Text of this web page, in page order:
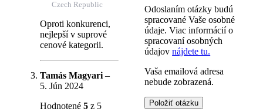
Czech Republic
Oproti konkurenci,
nejlepší v suprové
cenové kategorii.
Tamás Magyari –
5. Jún 2024
Hodnotené 5 z 5
Odoslaním otázky budú
spracované Vaše osobné
údaje. Viac informácií o
spracovaní osobných
údajovnájdete tu.
Vaša emailová adresa
nebude zobrazená.